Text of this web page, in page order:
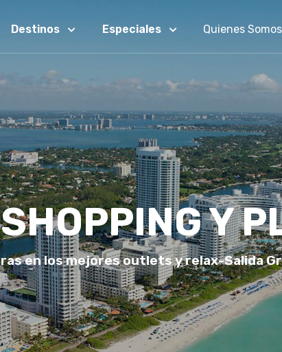
Destinos Especiales Quienes Somos
Y
en los mejores outlets y relax-Salida